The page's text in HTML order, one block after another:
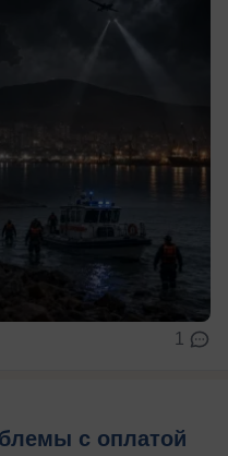
1
с оплатой